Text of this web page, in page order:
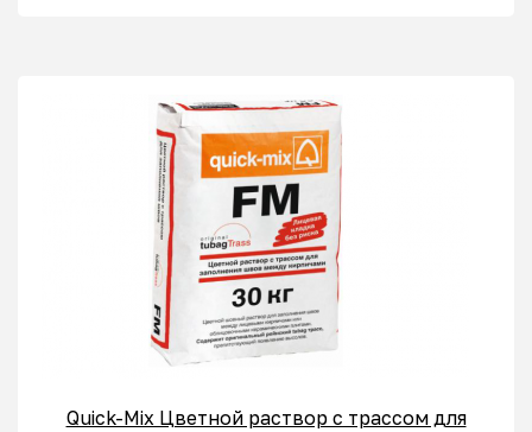
Quick-Mix Цветной раствор с трассом для